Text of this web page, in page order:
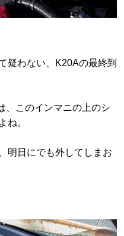
疑わない、K20Aの最終到
、このインマニの上のシ
ね。
明日にでも外してしまお